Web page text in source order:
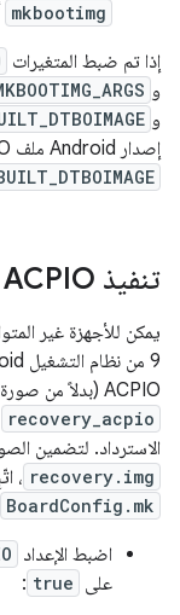
mkbootimg
إذا تم ضبط المتغيرات
و
و
إصدار Android ملف DTBO الذي يحدّده المتغير
تنفيذ ACPIO
ACPIO (بدلاً من صورة DTBO) ويمكنها ملء القسم
recovery_acpio
الاسترداد. لتضمين
recovery.img ،
BoardConfig.mk
اضبط الإعداد
على true
: